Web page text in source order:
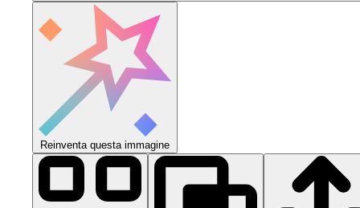
Reinventa questa immagine